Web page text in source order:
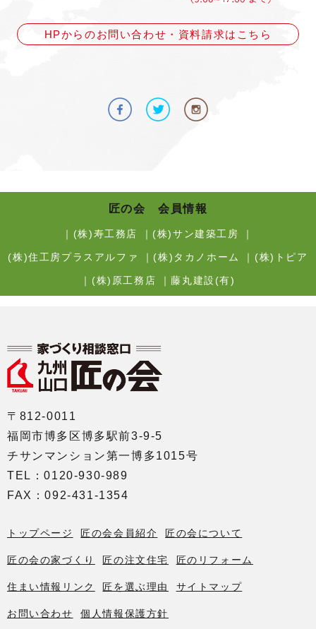
HPからのお問い合わせ・資料請求はこちら
匠の会 会員情報
｜ (株)寿工務店 ｜ (株)サン建築工房 ｜
(株)住工房プラスアルファ ｜ (株)タカノホーム ｜ (株)トピア
｜ (株)原工務店 ｜藤丸建設(有)
〒812-0011
福岡市博多区博多駅前3-9-5
チサンマンション第一博多1015号
TEL：0120-930-989
FAX：092-431-1354
トップページ 匠の会会員紹介 匠の会について
匠の会の家づくり 匠の注文住宅 匠のリフォーム
住まい情報リンク 匠を選ぶ理由 サイトマップ
お問い合わせ 個人情報保護方針